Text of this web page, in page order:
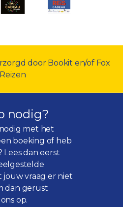
door Bookit en/of Fox
Reizen
nodig?
met het
boeking of heb
Lees dan eerst
jouw vraag er niet
dan gerust
op.